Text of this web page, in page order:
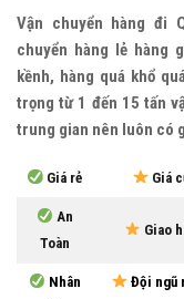
Vận chuyển hàng đi
chuyển hàng lẻ hàng
kềnh, hàng quá khổ
trọng từ 1 đến 15 tấn
trung gian nên luôn có
Giá rẻ Giá
An
Toàn
Giao
Nhân
Đội ngũ